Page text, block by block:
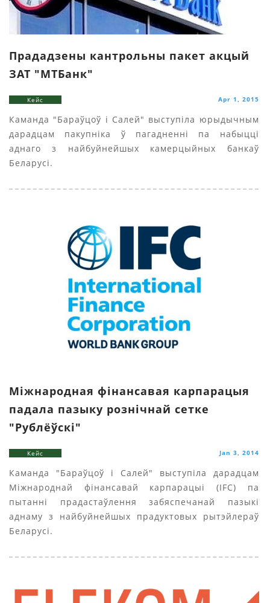
Прададзены кантрольны пакет акцый
ЗАТ "МТБанк"
Кейс Apr 1, 2015
Каманда "Бараўцоў i Салей" выступіла юрыдычным
дарадцам пакупніка ў пагадненні па набыцці
аднаго з найбуйнейшых камерцыйных банкаў
Беларусі.
Міжнародная фінансавая карпарацыя
падала пазыку рознічнай сетке
"Рублёўскі"
Кейс Jan 3, 2014
Каманда "Бараўцоў i Салей" выступіла дарадцам
Міжнароднай фінансавай карпарацыі (IFC) па
пытанні прадастаўлення забяспечанай пазыкі
аднаму з найбуйнейшых прадуктовых рытэйлераў
Беларусі.